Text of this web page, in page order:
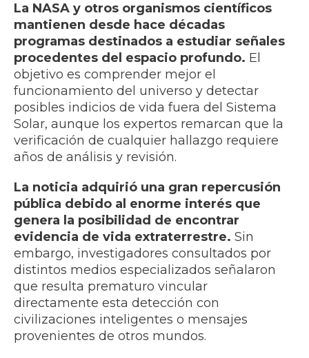
La NASA y otros organismos científicos
mantienen desde hace décadas
programas destinados a estudiar señales
procedentes del espacio profundo. El
objetivo es comprender mejor el
funcionamiento del universo y detectar
posibles indicios de vida fuera del Sistema
Solar, aunque los expertos remarcan que la
verificación de cualquier hallazgo requiere
años de análisis y revisión.
La noticia adquirió una gran repercusión
pública debido al enorme interés que
genera la posibilidad de encontrar
evidencia de vida extraterrestre. Sin
embargo, investigadores consultados por
distintos medios especializados señalaron
que resulta prematuro vincular
directamente esta detección con
civilizaciones inteligentes o mensajes
provenientes de otros mundos.